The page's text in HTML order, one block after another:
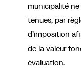
municipalité
tenues, par
d’imposition
de la valeur
évaluation.